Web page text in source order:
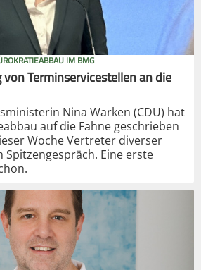
IM BMG
Terminservicestellen an die
Nina Warken (CDU) hat
auf die Fahne geschrieben
Woche Vertreter diverser
Spitzengespräch. Eine erste